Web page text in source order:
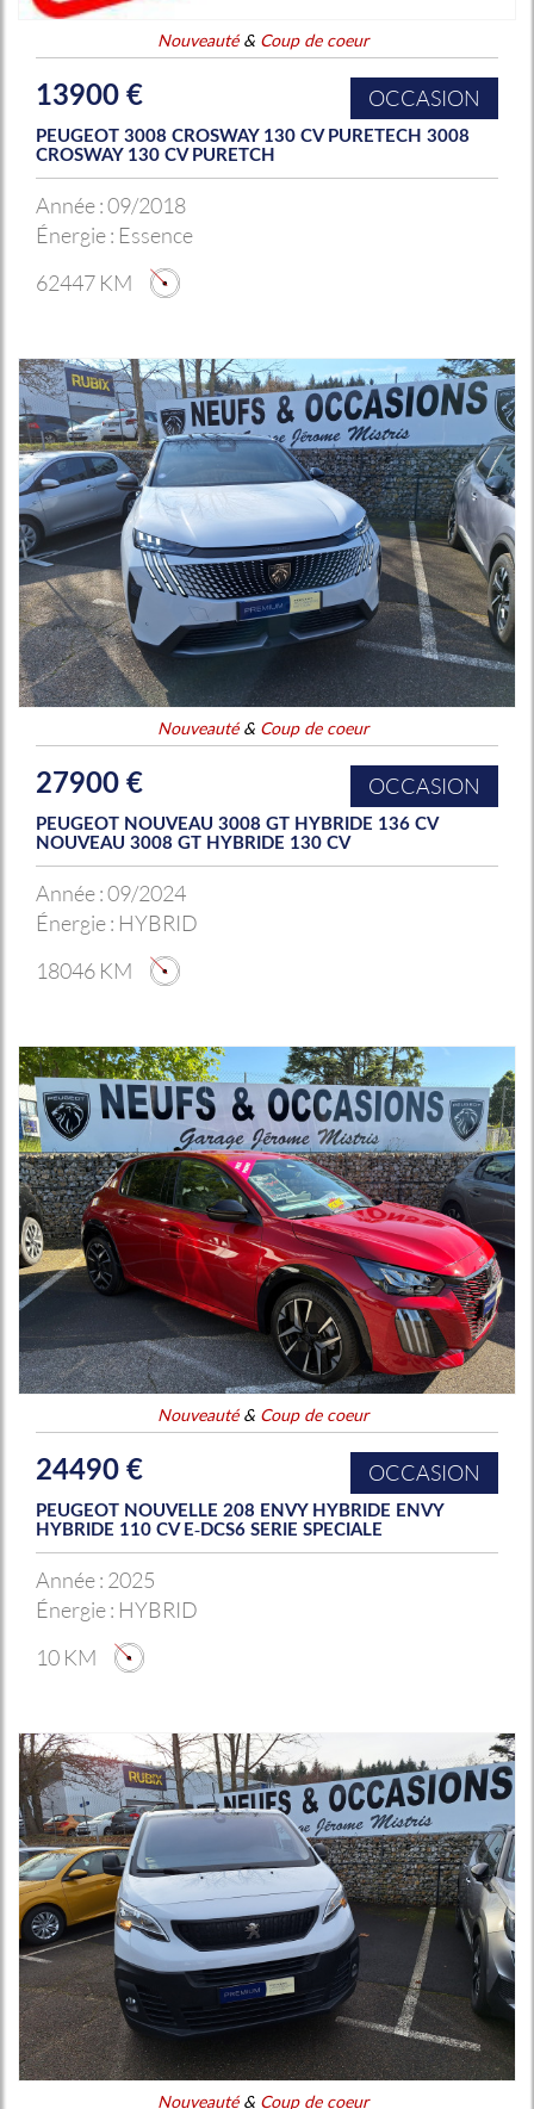
Nouveauté& Coup de coeur
13900 € OCCASION
PEUGEOT 3008 CROSWAY 130 CV PURETECH 3008
CROSWAY 130 CV PURETCH
Année :09/2018
Énergie : Essence
62447 KM
Nouveauté& Coup de coeur
27900 € OCCASION
PEUGEOT NOUVEAU 3008 GT HYBRIDE 136 CV
NOUVEAU 3008 GT HYBRIDE 130 CV
Année :09/2024
Énergie : HYBRID
18046 KM
Nouveauté& Coup de coeur
24490 € OCCASION
PEUGEOT NOUVELLE 208 ENVY HYBRIDE ENVY
HYBRIDE 110 CV E-DCS6 SERIE SPECIALE
Année : 2025
Énergie : HYBRID
10 KM
Nouveauté& Coup de coeur